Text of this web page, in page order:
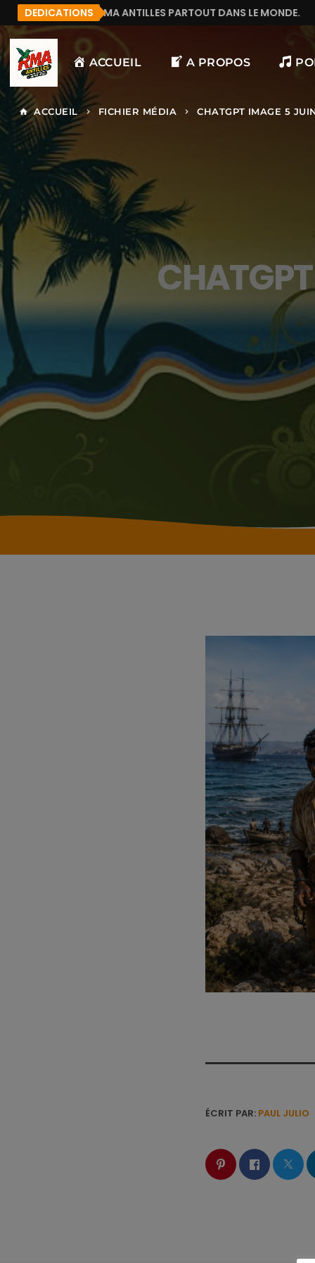
DEDICATIONS
RMA ANTILLES PARTOUT DANS LE MONDE.
ACCUEIL A PROPOS
home ACCUEIL keyboard_arrow_right FICHIER MÉDIA keyboard_arrow_right CHATGPT IMAGE 5
ÉCRIT PAR: PAUL JULIO